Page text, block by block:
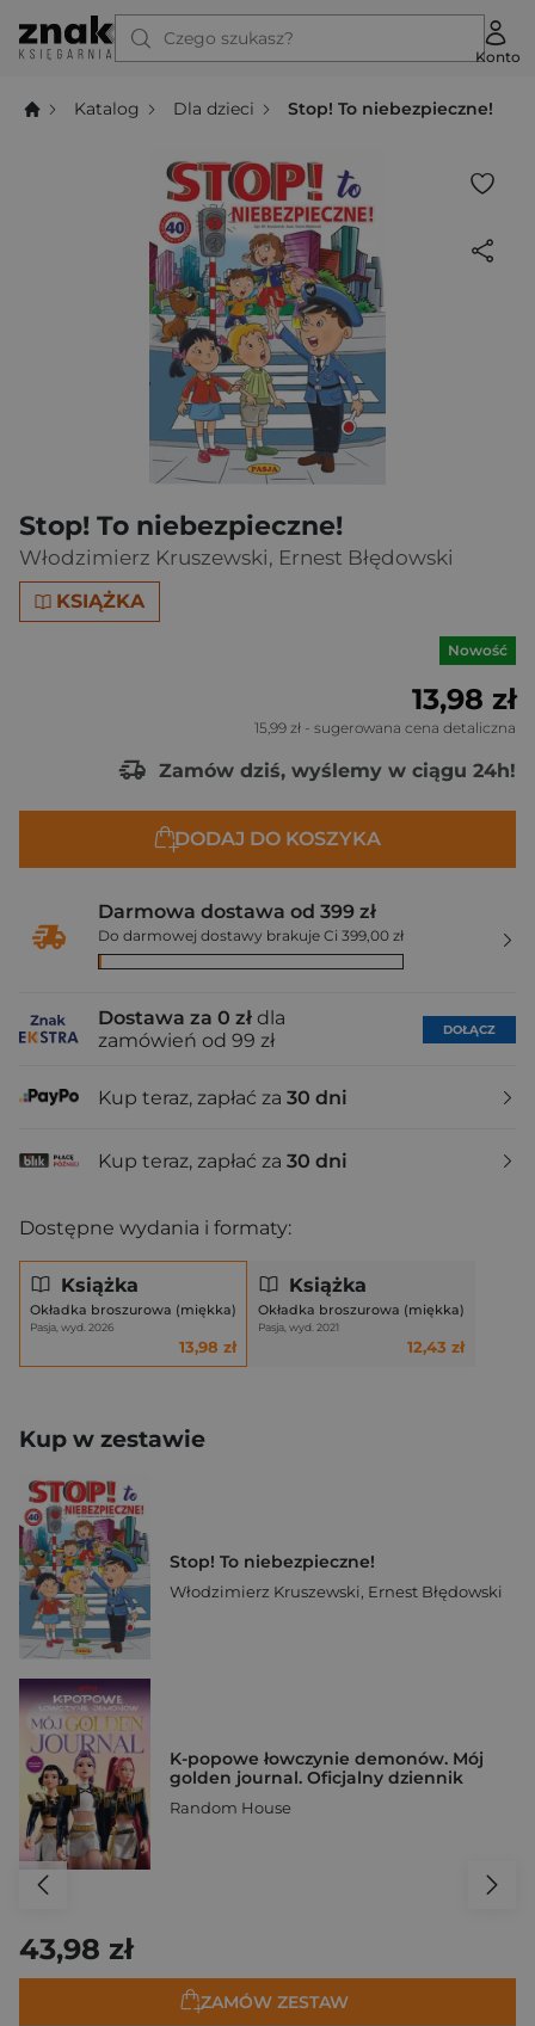
Czego szukasz?
Konto
Katalog Dla dzieci Stop! To niebezpieczne!
Stop! To niebezpieczne!
Włodzimierz Kruszewski, Ernest Błędowski
KSIĄŻKA
Nowość
13,98 zł
15,99 zł - sugerowana cena detaliczna
Zamów dziś, wyślemy w ciągu 24h!
DODAJ DO KOSZYKA
Darmowa dostawa od 399 zł
Do darmowej dostawy brakuje Ci 399,00 zł
Dostawa za 0 zł dla
zamówień od 99 zł
DOŁĄCZ
Kup teraz, zapłać za 30 dni
Kup teraz, zapłać za 30 dni
Dostępne wydania i formaty:
Książka
Okładka broszurowa (miękka)
Pasja, wyd. 2026
13,98 zł
Książka
Okładka broszurowa (miękka)
Pasja, wyd. 2021
12,43 zł
Kup w zestawie
Stop! To niebezpieczne!
Włodzimierz Kruszewski, Ernest Błędowski
K-popowe łowczynie demonów. Mój
golden journal. Oficjalny dziennik
Random House
43,98 zł
ZAMÓW ZESTAW